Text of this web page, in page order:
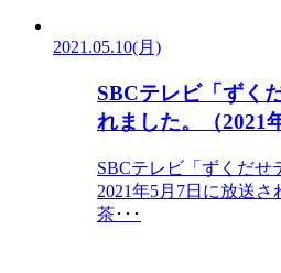
2021.05.10(月)
SBCテレビ「ずく
れました。（2021
SBCテレビ「ずくだせ
2021年5月7日に放送
茶･･･